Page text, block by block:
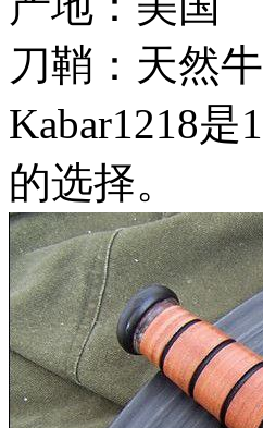
刀鞘：天然
Kabar1218
的选择。